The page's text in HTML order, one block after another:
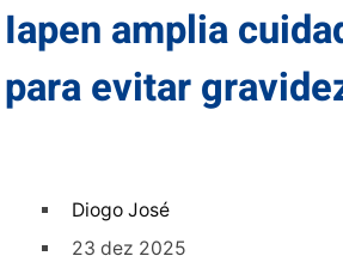
Iapen amplia
para evitar
Diogo José
23 dez 2025